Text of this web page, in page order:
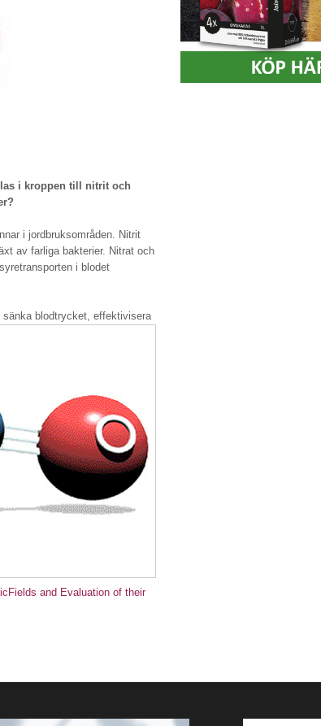
i kroppen till nitrit och
i jordbruksområden. Nitrit
av farliga bakterier. Nitrat och
i blodet
blodtrycket, effektivisera
and Evaluation of their